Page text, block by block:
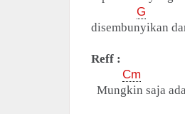
G
disembunyikan
Reff :
Cm
Mungkin saja